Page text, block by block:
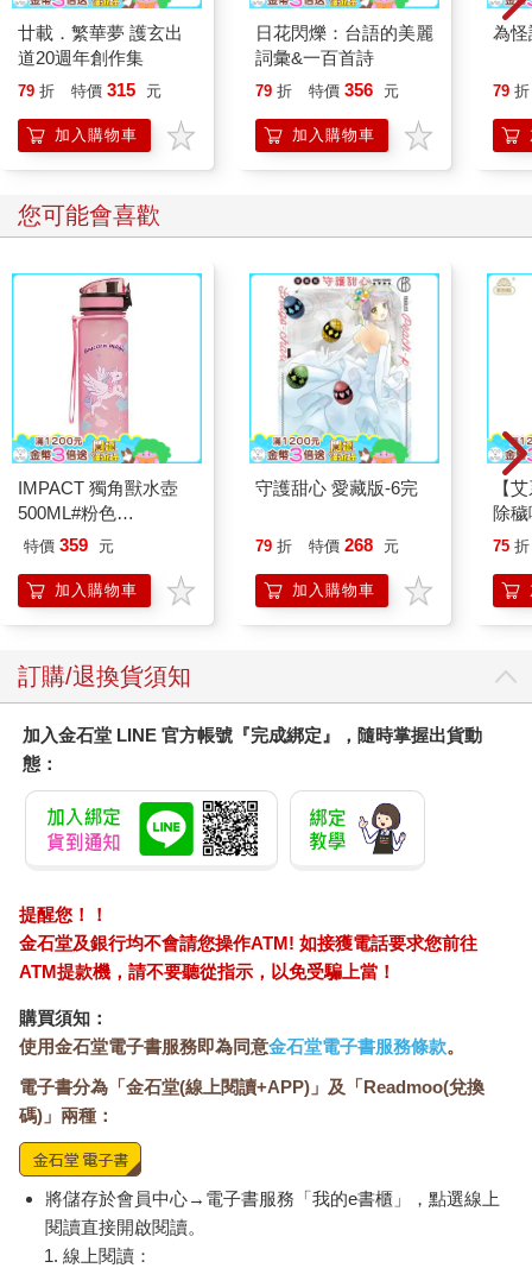
廿載．繁華夢 護玄出
道20週年創作集
79 折 特價 315 元
加入購物車
日花閃爍：台語的美麗
詞彙&一百首詩
79 折 特價 356 元
加入購物車
為怪
79 折
您可能會喜歡
IMPACT 獨角獸水壺
500ML#粉色
IM00B11PK
特價 359 元
加入購物車
守護甜心 愛藏版-6完
79 折 特價 268 元
加入購物車
【
除
平安
另
75 折
訂購/退換貨須知
加入金石堂 LINE 官方帳號『完成綁定』，隨時掌握出貨動
態：
提醒您！！
金石堂及銀行均不會請您操作ATM! 如接獲電話要求您前往
ATM提款機，請不要聽從指示，以免受騙上當！
購買須知：
使用金石堂電子書服務即為同意金石堂電子書服務條款。
電子書分為「金石堂(線上閱讀+APP)」及「Readmoo(兌換
碼)」兩種：
將儲存於會員中心→電子書服務「我的e書櫃」，點選線上
閱讀直接開啟閱讀。
線上閱讀：